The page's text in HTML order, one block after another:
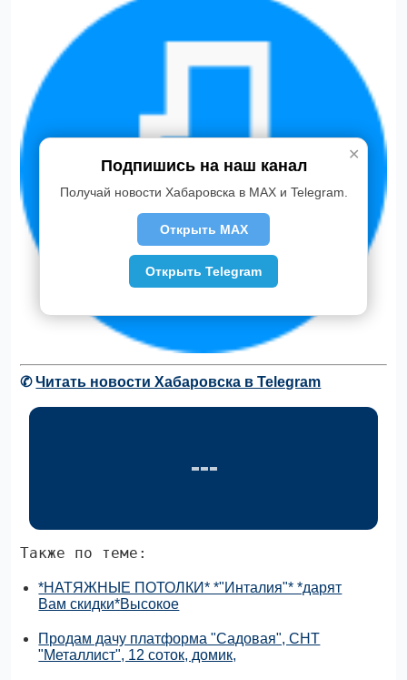
✆Читать новости Хабаровска в Telegram
Также по теме:
*НАТЯЖНЫЕ ПОТОЛКИ* *"Инталия"* *дарят
Вам скидки*Высокое
Продам дачу платформа "Садовая", СНТ
"Металлист", 12 соток, домик,
✕
Подпишись на наш канал
Получай новости Хабаровска в MAX и Telegram.
Открыть MAX
Открыть Telegram